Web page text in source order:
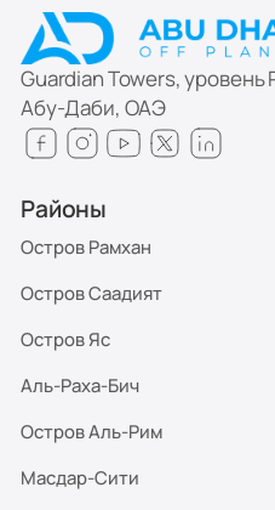
Guardian Towers, уровень
Абу-Даби, ОАЭ
Районы
Остров Рамхан
Остров Саадият
Остров Яс
Аль-Раха-Бич
Остров Аль-Рим
Масдар-Сити